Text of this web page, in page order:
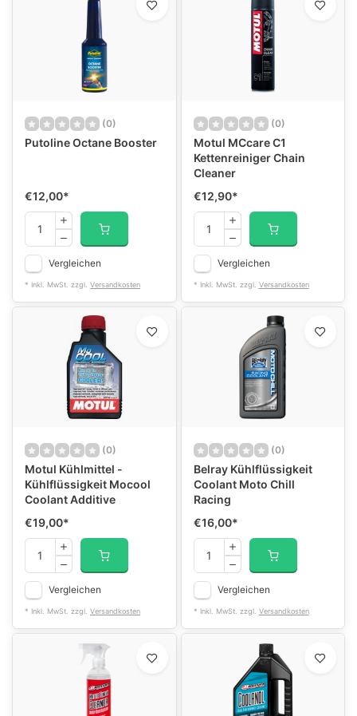
(0)
Putoline Octane Booster
€12,00*
Vergleichen
* Inkl. MwSt. zzgl. Versandkosten
(0)
Motul MCcare C1
Kettenreiniger Chain
Cleaner
€12,90*
Vergleichen
* Inkl. MwSt. zzgl. Versandkosten
(0)
Motul Kühlmittel -
Kühlflüssigkeit Mocool
Coolant Additive
€19,00*
Vergleichen
* Inkl. MwSt. zzgl. Versandkosten
(0)
Belray Kühlflüssigkeit
Coolant Moto Chill
Racing
€16,00*
Vergleichen
* Inkl. MwSt. zzgl. Versandkosten